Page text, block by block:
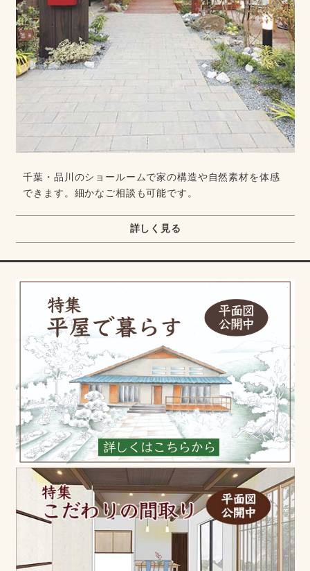
千葉・品川のショールームで家の構造や自然素材を体感
できます。細かなご相談も可能です。
詳しく見る